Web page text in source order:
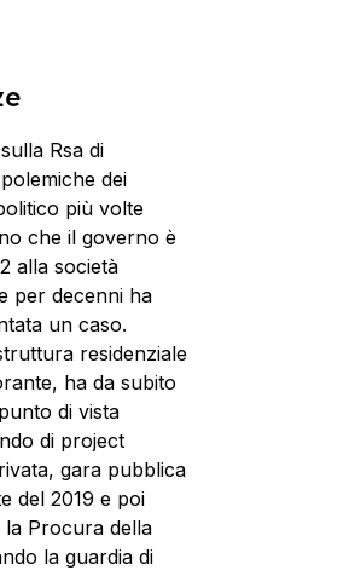
Rsa di
dei
più volte
che il governo è
alla società
per decenni ha
un caso.
residenziale
ha da subito
di vista
di project
gara pubblica
del 2019 e poi
la Procura della
la guardia di